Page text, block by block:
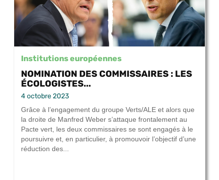
Institutions européennes
NOMINATION DES COMMISSAIRES : LES
ÉCOLOGISTES...
4 octobre 2023
Grâce à l’engagement du groupe Verts/ALE et alors que
la droite de Manfred Weber s’attaque frontalement au
Pacte vert, les deux commissaires se sont engagés à le
poursuivre et, en particulier, à promouvoir l’objectif d’une
réduction des...